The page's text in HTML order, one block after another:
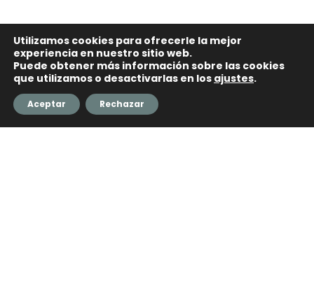
Utilizamos cookies para ofrecerle la mejor
experiencia en nuestro sitio web.
Puede obtener más información sobre las cookies
que utilizamos o desactivarlas en los ajustes.
Aceptar Rechazar